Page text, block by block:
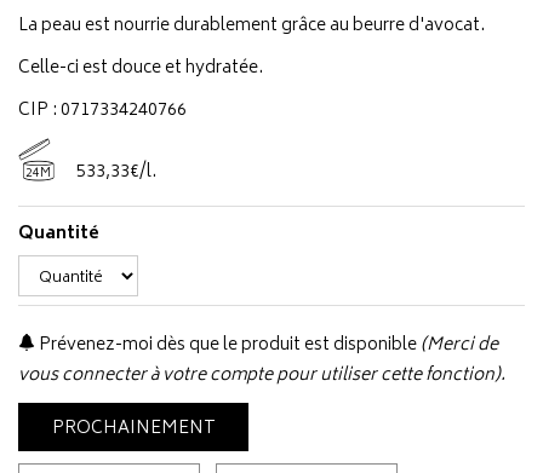
La peau est nourrie durablement grâce au beurre d'avocat.
Celle-ci est douce et hydratée.
CIP : 0717334240766
24M 533,33€/l.
Quantité
Prévenez-moi dès que le produit est disponible(Merci de
vous connecter à votre compte pour utiliser cette fonction).
PROCHAINEMENT